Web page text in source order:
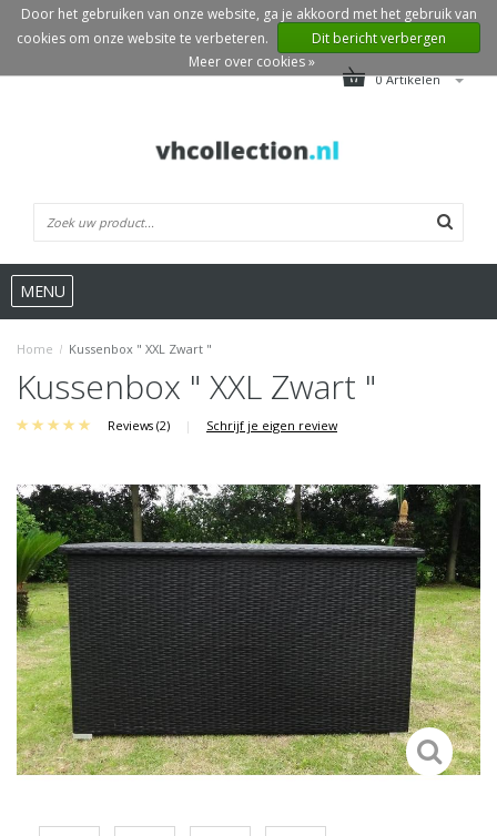
0 Artikelen
MENU
Home / Kussenbox " XXL Zwart "
Kussenbox " XXL Zwart "
Reviews (2) | Schrijf je eigen review
Door het gebruiken van onze website, ga je akkoord met het gebruik van
cookies om onze website te verbeteren.
Dit bericht verbergen
Meer over cookies »